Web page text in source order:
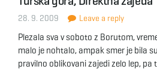
28. 9. 2009 Leave a reply
Plezala sva v soboto z Borutom,
malo je nohtalo, ampak smer je bila
pravilno oblikovani zajedi zelo lep, pa